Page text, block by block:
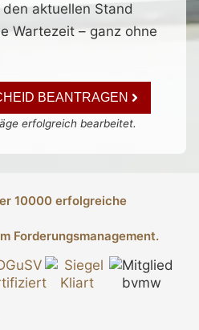
aktuellen Stand
Wartezeit – ganz ohne
BEANTRAGEN
erfolgreich bearbeitet.
10000 erfolgreiche
Forderungsmanagement.